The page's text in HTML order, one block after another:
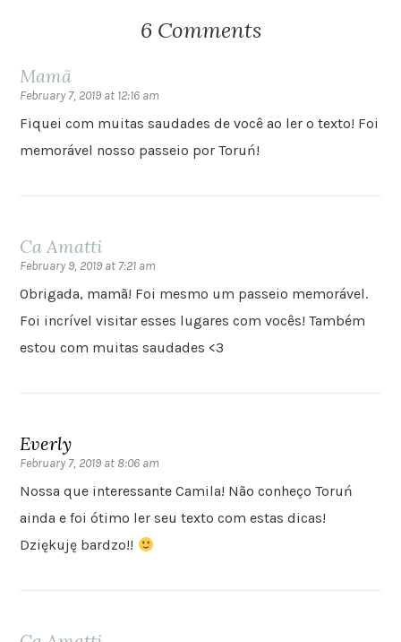
6 Comments
Mamã
February 7, 2019 at 12:16 am
Fiquei com muitas saudades de você ao ler o texto! Foi
memorável nosso passeio por Toruń!
Ca Amatti
February 9, 2019 at 7:21 am
Obrigada, mamã! Foi mesmo um passeio memorável.
Foi incrível visitar esses lugares com vocês! Também
estou com muitas saudades <3
Everly
February 7, 2019 at 8:06 am
Nossa que interessante Camila! Não conheço Toruń
ainda e foi ótimo ler seu texto com estas dicas!
Dziękuję bardzo!!